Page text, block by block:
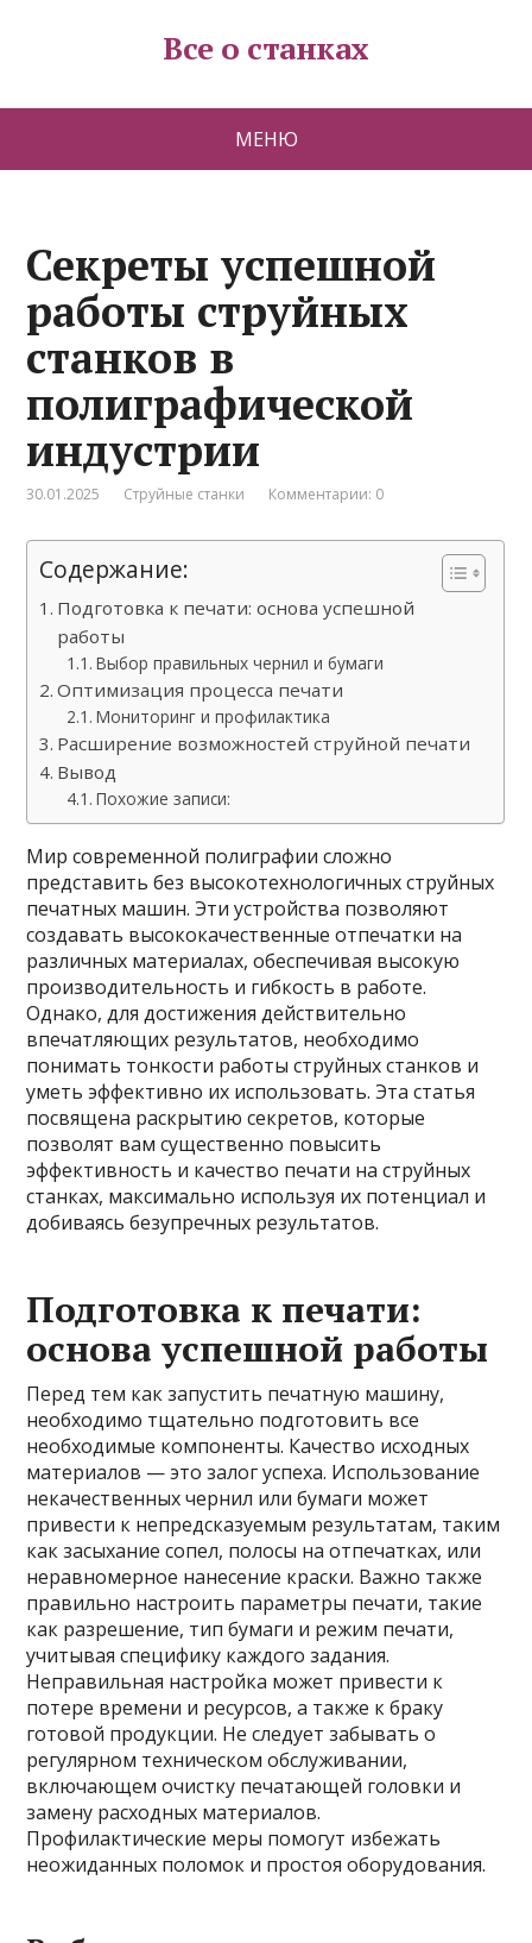
Все о станках
МЕНЮ
Секреты успешной
работы струйных
станков в
полиграфической
индустрии
30.01.2025 Струйные станки Комментарии: 0
Содержание:
Подготовка к печати: основа успешной
работы
Выбор правильных чернил и бумаги
Оптимизация процесса печати
Мониторинг и профилактика
Расширение возможностей струйной печати
Вывод
Похожие записи:
Мир современной полиграфии сложно
представить без высокотехнологичных струйных
печатных машин. Эти устройства позволяют
создавать высококачественные отпечатки на
различных материалах, обеспечивая высокую
производительность и гибкость в работе.
Однако, для достижения действительно
впечатляющих результатов, необходимо
понимать тонкости работы струйных станков и
уметь эффективно их использовать. Эта статья
посвящена раскрытию секретов, которые
позволят вам существенно повысить
эффективность и качество печати на струйных
станках, максимально используя их потенциал и
добиваясь безупречных результатов.
Подготовка к печати:
основа успешной работы
Перед тем как запустить печатную машину,
необходимо тщательно подготовить все
необходимые компоненты. Качество исходных
материалов — это залог успеха. Использование
некачественных чернил или бумаги может
привести к непредсказуемым результатам, таким
как засыхание сопел, полосы на отпечатках, или
неравномерное нанесение краски. Важно также
правильно настроить параметры печати, такие
как разрешение, тип бумаги и режим печати,
учитывая специфику каждого задания.
Неправильная настройка может привести к
потере времени и ресурсов, а также к браку
готовой продукции. Не следует забывать о
регулярном техническом обслуживании,
включающем очистку печатающей головки и
замену расходных материалов.
Профилактические меры помогут избежать
неожиданных поломок и простоя оборудования.